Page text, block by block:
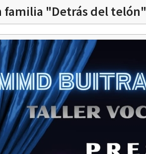
familia "Detrás del telón"